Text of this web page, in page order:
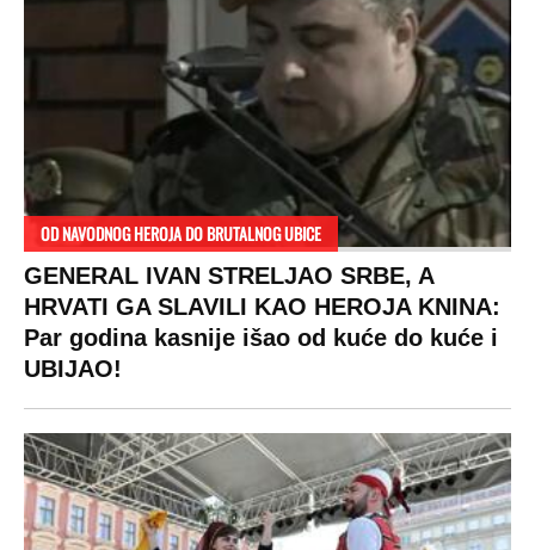
OD NAVODNOG HEROJA DO BRUTALNOG UBICE
GENERAL IVAN STRELJAO SRBE, A
HRVATI GA SLAVILI KAO HEROJA KNINA:
Par godina kasnije išao od kuće do kuće i
UBIJAO!